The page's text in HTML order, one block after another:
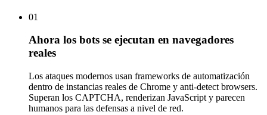
01
Ahora los bots se ejecutan en navegadores
reales
Los ataques modernos usan frameworks de automatización
dentro de instancias reales de Chrome y anti-detect browsers.
Superan los CAPTCHA, renderizan JavaScript y parecen
humanos para las defensas a nivel de red.